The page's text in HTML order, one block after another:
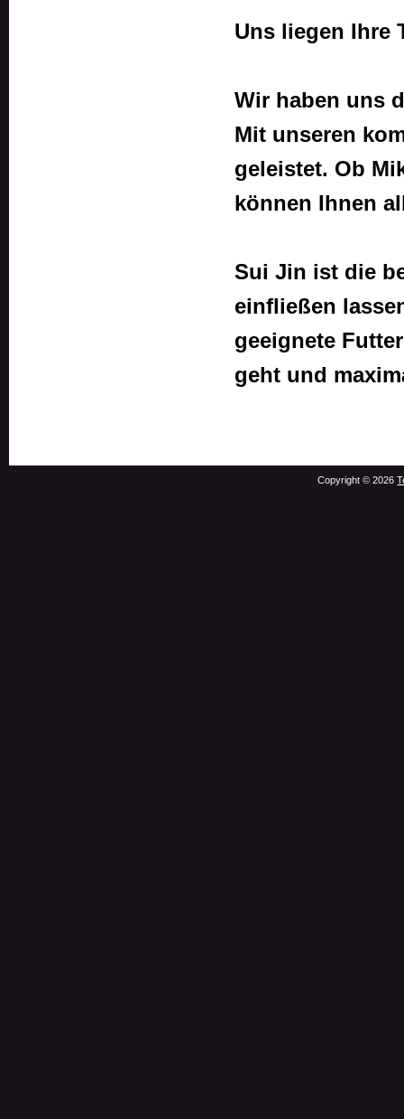
Uns liegen Ihre
Wir haben uns
Mit unseren
geleistet. Ob
können Ihnen
Sui Jin ist die
einfließen
geeignete
geht und
Copyright © 2026